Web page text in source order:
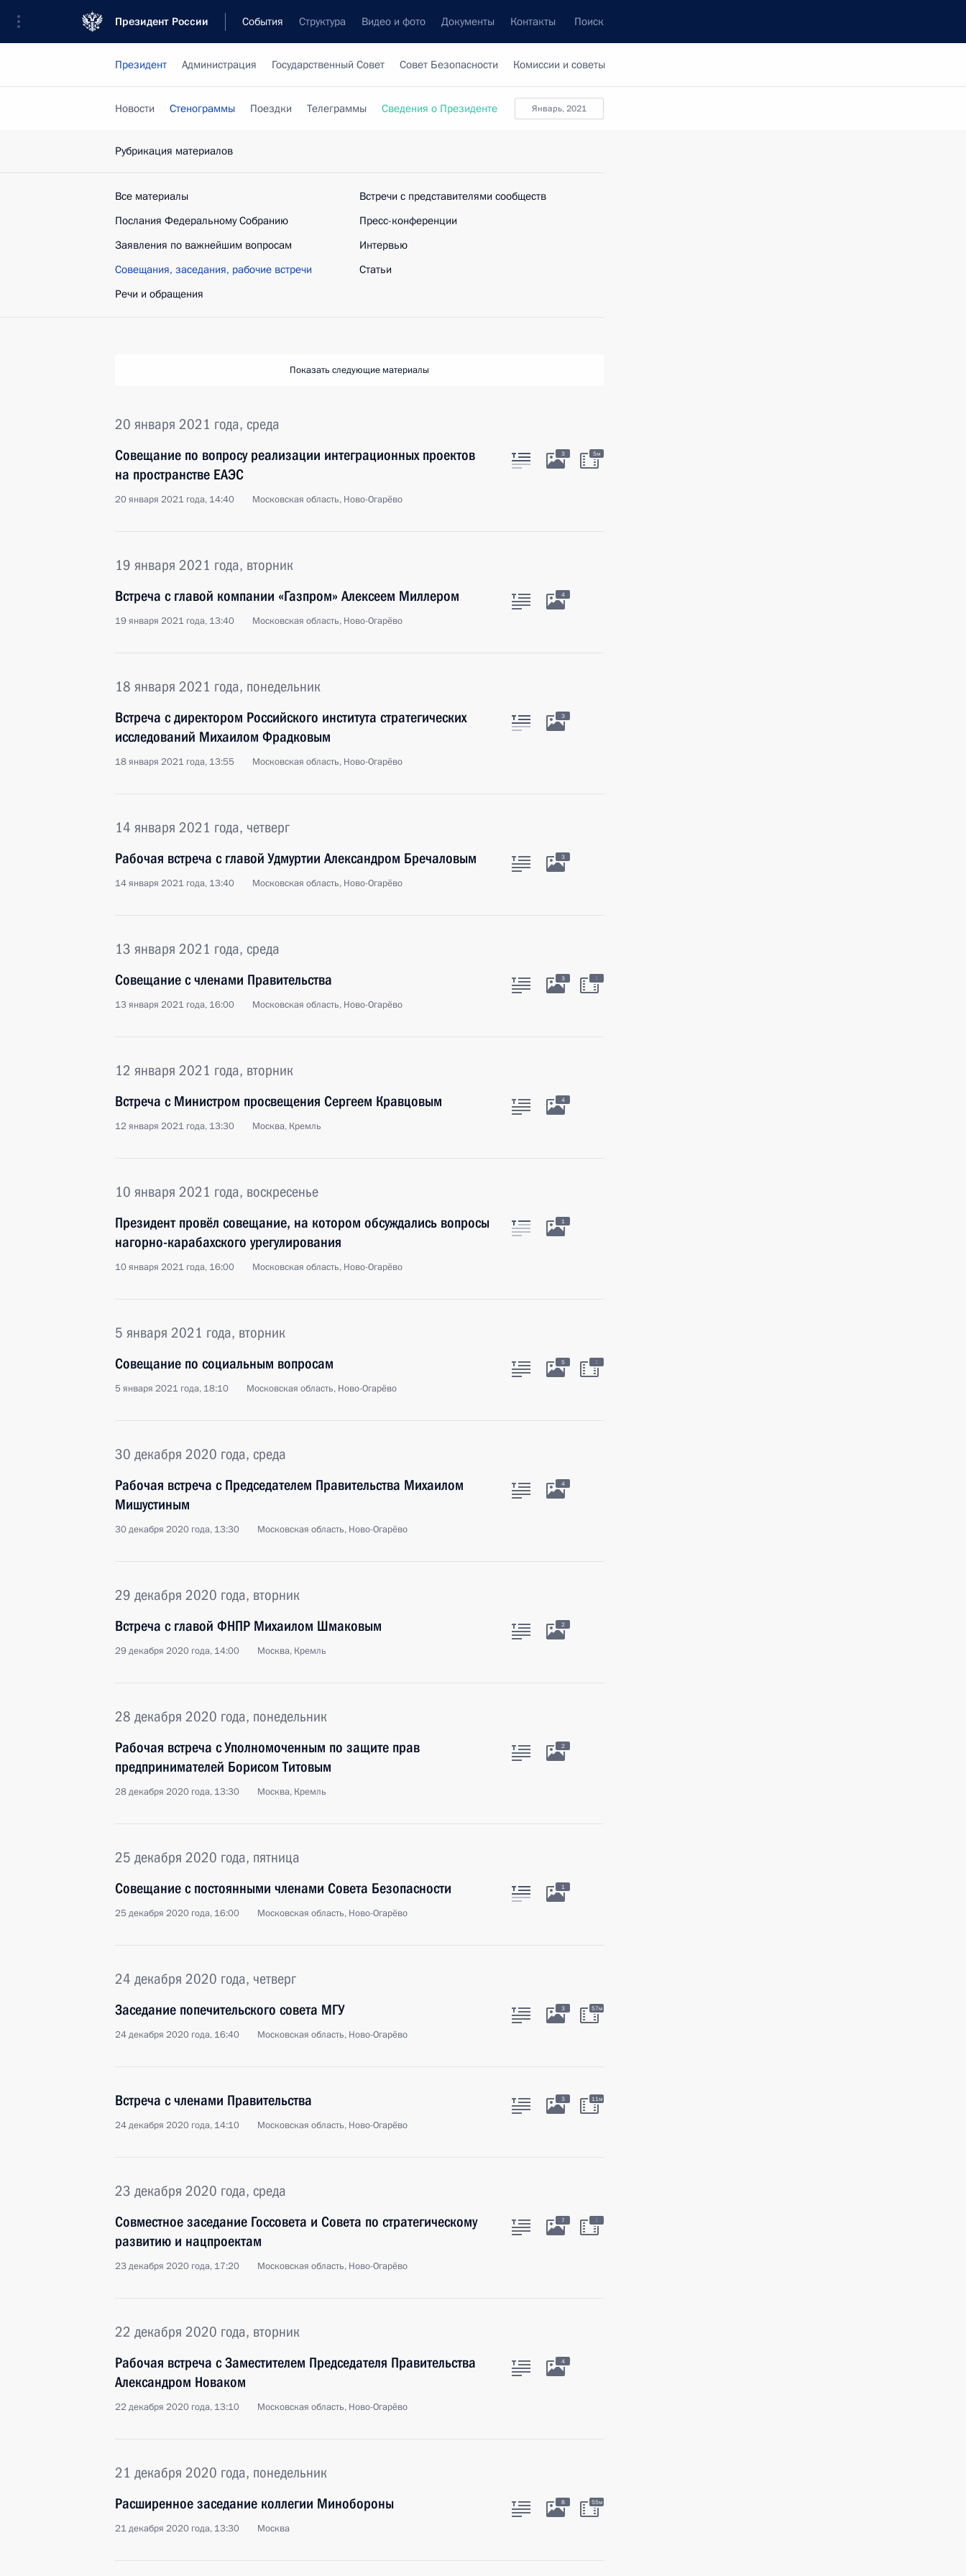
Президент России События Структура Видео и фото Документы Контакты Поиск
Президент Администрация Государственный Совет Совет Безопасности Комиссии и советы
январь, 2021
Новости Стенограммы Поездки Телеграммы Сведения о Президенте
Рубрикация материалов
Все материалы
Послания Федеральному Собранию
Заявления по важнейшим вопросам
Совещания, заседания, рабочие встречи
Речи и обращения
Встречи с представителями сообществ
Пресс-конференции
Интервью
Статьи
Показать следующие материалы
20 января 2021 года, среда
Совещание по вопросу реализации интеграционных проектов
на пространстве ЕАЭС
20 января 2021 года, 14:40 Московская область, Ново-Огарёво
3 5м
19 января 2021 года, вторник
Встреча с главой компании «Газпром» Алексеем Миллером
19 января 2021 года, 13:40 Московская область, Ново-Огарёво
4
18 января 2021 года, понедельник
Встреча с директором Российского института стратегических
исследований Михаилом Фрадковым
18 января 2021 года, 13:55 Московская область, Ново-Огарёво
3
14 января 2021 года, четверг
Рабочая встреча с главой Удмуртии Александром Бречаловым
14 января 2021 года, 13:40 Московская область, Ново-Огарёво
3
13 января 2021 года, среда
Совещание с членами Правительства
13 января 2021 года, 16:00 Московская область, Ново-Огарёво
3 :
12 января 2021 года, вторник
Встреча с Министром просвещения Сергеем Кравцовым
12 января 2021 года, 13:30 Москва, Кремль
4
10 января 2021 года, воскресенье
Президент провёл совещание, на котором обсуждались вопросы
нагорно-карабахского урегулирования
10 января 2021 года, 16:00 Московская область, Ново-Огарёво
1
5 января 2021 года, вторник
Совещание по социальным вопросам
5 января 2021 года, 18:10 Московская область, Ново-Огарёво
5 :
30 декабря 2020 года, среда
Рабочая встреча с Председателем Правительства Михаилом
Мишустиным
30 декабря 2020 года, 13:30 Московская область, Ново-Огарёво
4
29 декабря 2020 года, вторник
Встреча с главой ФНПР Михаилом Шмаковым
29 декабря 2020 года, 14:00 Москва, Кремль
2
28 декабря 2020 года, понедельник
Рабочая встреча с Уполномоченным по защите прав
предпринимателей Борисом Титовым
28 декабря 2020 года, 13:30 Москва, Кремль
2
25 декабря 2020 года, пятница
Совещание с постоянными членами Совета Безопасности
25 декабря 2020 года, 16:00 Московская область, Ново-Огарёво
1
24 декабря 2020 года, четверг
Заседание попечительского совета МГУ
24 декабря 2020 года, 16:40 Московская область, Ново-Огарёво
3 57м
Встреча с членами Правительства
24 декабря 2020 года, 14:10 Московская область, Ново-Огарёво
3 11м
23 декабря 2020 года, среда
Совместное заседание Госсовета и Совета по стратегическому
развитию и нацпроектам
23 декабря 2020 года, 17:20 Московская область, Ново-Огарёво
7 :
22 декабря 2020 года, вторник
Рабочая встреча с Заместителем Председателя Правительства
Александром Новаком
22 декабря 2020 года, 13:10 Московская область, Ново-Огарёво
4
21 декабря 2020 года, понедельник
Расширенное заседание коллегии Минобороны
21 декабря 2020 года, 13:30 Москва
8 55м